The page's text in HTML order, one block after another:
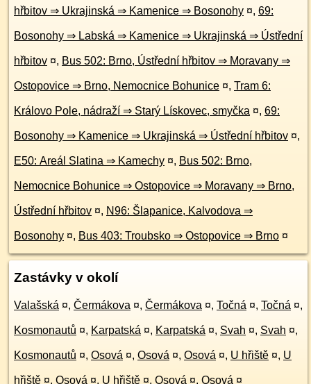
hřbitov ⇒ Ukrajinská ⇒ Kamenice ⇒ Bosonohy ¤, 69:
Bosonohy ⇒ Labská ⇒ Kamenice ⇒ Ukrajinská ⇒ Ústřední
hřbitov ¤, Bus 502: Brno, Ústřední hřbitov ⇒ Moravany ⇒
Ostopovice ⇒ Brno, Nemocnice Bohunice ¤, Tram 6:
Královo Pole, nádraží ⇒ Starý Lískovec, smyčka ¤, 69:
Bosonohy ⇒ Kamenice ⇒ Ukrajinská ⇒ Ústřední hřbitov ¤,
E50: Areál Slatina ⇒ Kamechy ¤, Bus 502: Brno,
Nemocnice Bohunice ⇒ Ostopovice ⇒ Moravany ⇒ Brno,
Ústřední hřbitov ¤, N96: Šlapanice, Kalvodova ⇒
Bosonohy ¤, Bus 403: Troubsko ⇒ Ostopovice ⇒ Brno ¤
Zastávky v okolí
Valašská ¤, Čermákova ¤, Čermákova ¤, Točná ¤, Točná ¤,
Kosmonautů ¤, Karpatská ¤, Karpatská ¤, Svah ¤, Svah ¤,
Kosmonautů ¤, Osová ¤, Osová ¤, Osová ¤, U hřiště ¤, U
hřiště ¤, Osová ¤, U hřiště ¤, Osová ¤, Osová ¤